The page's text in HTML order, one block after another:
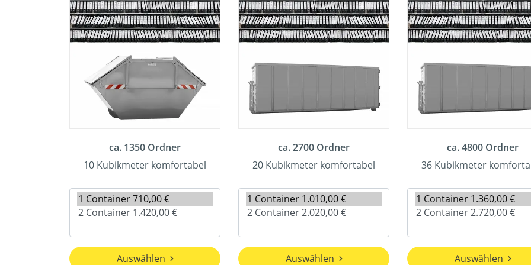
ca. 1350 Ordner
10 Kubikmeter komfortabel
Auswählen
ca. 2700 Ordner
20 Kubikmeter komfortabel
Auswählen
ca. 4800 Ordner
36 Kubikmeter
Auswählen